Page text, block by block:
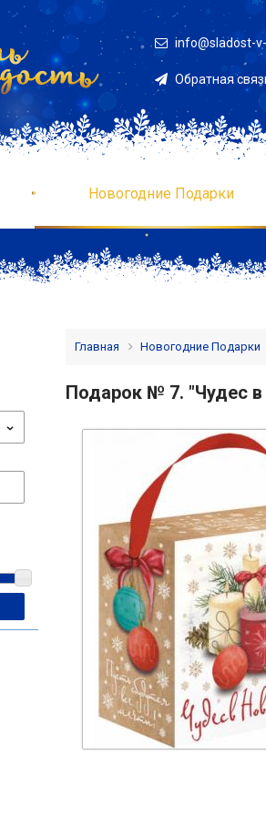
info@sladost-
Обратная
Новогодние Подарки
Главная Новогодние Подарки
Подарок № 7. "Чудес в